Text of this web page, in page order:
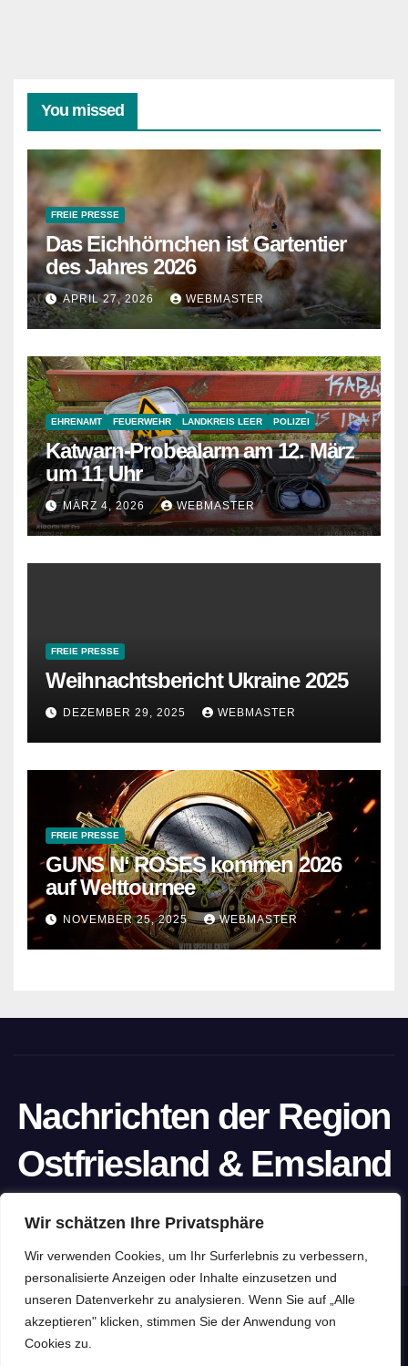
Wir schätzen Ihre Privatsphäre
Wir verwenden Cookies, um Ihr Surferlebnis zu verbessern,
personalisierte Anzeigen oder Inhalte einzusetzen und
unseren Datenverkehr zu analysieren. Wenn Sie auf „Alle
akzeptieren" klicken, stimmen Sie der Anwendung von
Cookies zu.
You missed
FREIE PRESSE
Das Eichhörnchen ist Gartentier
des Jahres 2026
APRIL 27, 2026 WEBMASTER
EHRENAMT FEUERWEHR LANDKREIS LEER POLIZEI
Katwarn-Probealarm am 12. März
um 11 Uhr
MÄRZ 4, 2026 WEBMASTER
FREIE PRESSE
Weihnachtsbericht Ukraine 2025
DEZEMBER 29, 2025 WEBMASTER
FREIE PRESSE
GUNS N‘ ROSES kommen 2026
auf Welttournee
NOVEMBER 25, 2025 WEBMASTER
Nachrichten der Region
Ostfriesland & Emsland
Stolz präsentiert von WordPress |Theme: Newspaperex von